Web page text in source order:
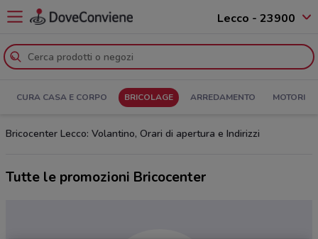
Lecco - 23900
CURA CASA E CORPO BRICOLAGE ARREDAMENTO MOTORI
Bricocenter Lecco: Volantino, Orari di apertura e Indirizzi
Tutte le promozioni Bricocenter